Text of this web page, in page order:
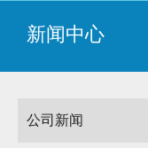
新闻中心
公司新闻